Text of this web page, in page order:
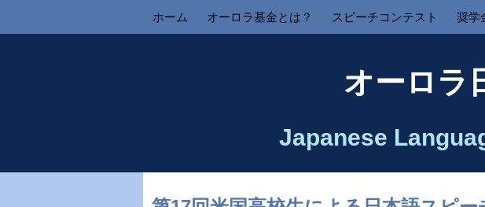
ホーム オーロラ基金とは？ スピーチコンテスト 奨学
オーロラ
Japanese